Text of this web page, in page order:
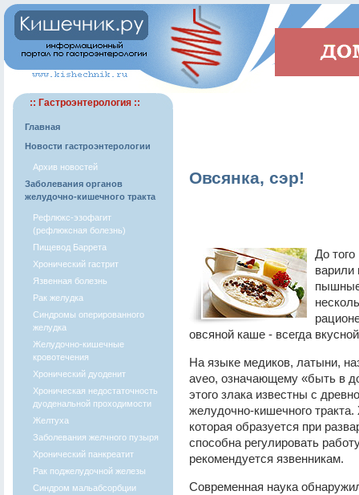
:: Гастроэнтерология ::
Главная
Новости гастроэнтерологии
Архив новостей
Заболевания органов
желудочно-кишечного тракта
Рефлюкс-эзофагит
(рефлюксная болезнь)
Пищевод Баррета
Хронический гастрит
Язвенная болезнь
Рак желудка
Синдромы оперированного
желудка
Желудочно-кишечные
кровотечения
Хронический дуоденит
Хроническая недостаточность
дуоденальной проходимости
Желтуха
Заболевания желчного пузыря
Хронический панкреатит
Рак поджелудочной железы
Синдром мальабсорбции
Овсянка, сэр!
До
варили
овсяной каше - всегда
На языке медиков, латыни,
aveo, означающему «быть в
этого злака известны с
желудочно-кишечного
которая образуется при
способна регулировать
рекомендуется язвенникам.
Современная наука